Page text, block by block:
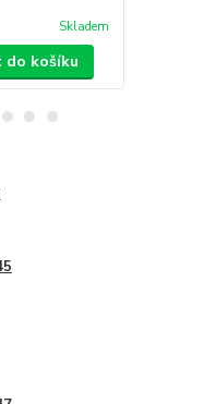
Skladem
do košíku